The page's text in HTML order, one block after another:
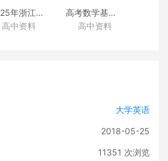
年浙江高考真题
（化学）
高中资料
高考数学基础篇
（类题拓展和变式练透）
高中资料
大学英语
2018-05-25
11351 次浏览